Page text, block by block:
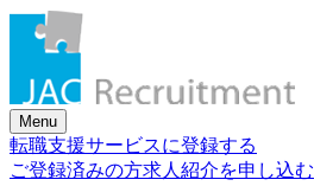
Skip
content
Menu
転職支援サービスに登録する
ご登録済みの方求人紹介を申し込む